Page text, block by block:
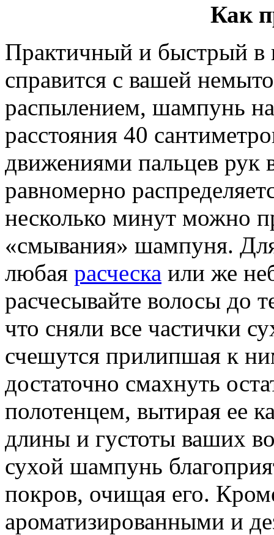
Как
Практичный и быстрый
справится с вашей
распылением, шампунь
расстояния 40
движениями пальцев рук
равномерно
несколько минут можно
«смывания» шампуня.
любая расческа или же
расчесывайте волосы до
что сняли все частички
счешутся прилипшая к
достаточно смахнуть
полотенцем, вытирая ее
длины и густоты ваших
сухой шампунь
покров, очищая его.
ароматизированными и